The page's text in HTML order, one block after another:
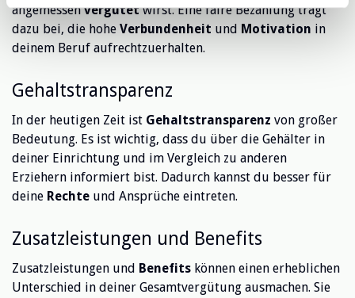
angemessenvergütetwirst. Eine faire Bezahlung trägt
dazu bei, die hohe Verbundenheit und Motivation in
deinem Beruf aufrechtzuerhalten.
Gehaltstransparenz
In der heutigen Zeit ist Gehaltstransparenz von großer
Bedeutung. Es ist wichtig, dass du über die Gehälter in
deiner Einrichtung und im Vergleich zu anderen
Erziehern informiert bist. Dadurch kannst du besser für
deine Rechte und Ansprüche eintreten.
Zusatzleistungen und Benefits
Zusatzleistungen und Benefits können einen erheblichen
Unterschied in deiner Gesamtvergütung ausmachen. Sie